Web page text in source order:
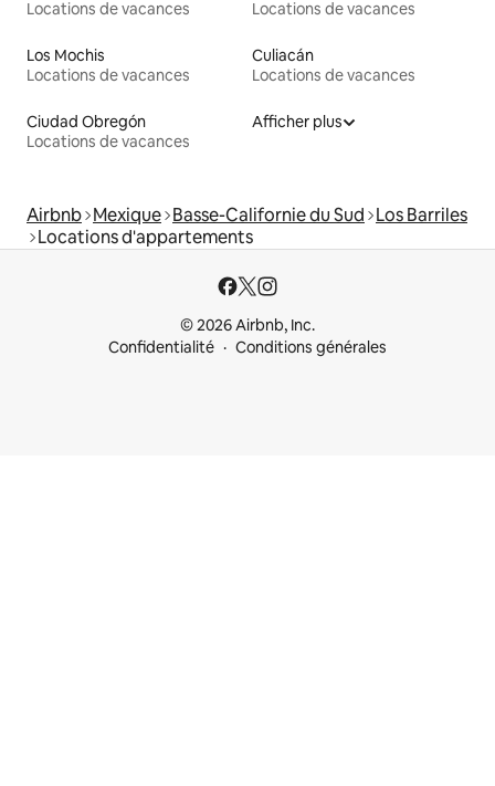
Locations de vacances
Locations de vacances
Los Mochis
Locations de vacances
Culiacán
Locations de vacances
Ciudad Obregón
Locations de vacances
Afficher plus
Airbnb Mexique Basse-Californie du Sud Los Barriles
Locations d'appartements
© 2026 Airbnb, Inc.
Confidentialité
Conditions générales